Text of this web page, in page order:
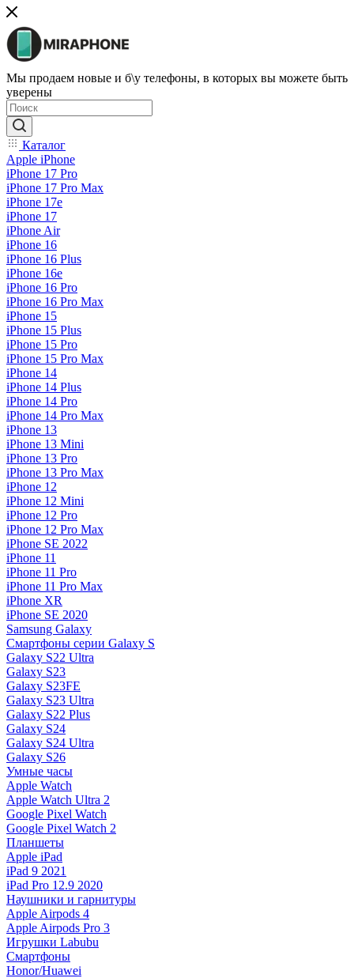
Мы продаем новые и б\у телефоны, в которых вы можете быть
уверены
Каталог
Apple iPhone
iPhone 17 Pro
iPhone 17 Pro Max
iPhone 17e
iPhone 17
iPhone Air
iPhone 16
iPhone 16 Plus
iPhone 16e
iPhone 16 Pro
iPhone 16 Pro Max
iPhone 15
iPhone 15 Plus
iPhone 15 Pro
iPhone 15 Pro Max
iPhone 14
iPhone 14 Plus
iPhone 14 Pro
iPhone 14 Pro Max
iPhone 13
iPhone 13 Mini
iPhone 13 Pro
iPhone 13 Pro Max
iPhone 12
iPhone 12 Mini
iPhone 12 Pro
iPhone 12 Pro Max
iPhone SE 2022
iPhone 11
iPhone 11 Pro
iPhone 11 Pro Max
iPhone XR
iPhone SE 2020
Samsung Galaxy
Смартфоны серии Galaxy S
Galaxy S22 Ultra
Galaxy S23
Galaxy S23FE
Galaxy S23 Ultra
Galaxy S22 Plus
Galaxy S24
Galaxy S24 Ultra
Galaxy S26
Умные часы
Apple Watch
Apple Watch Ultra 2
Google Pixel Watch
Google Pixel Watch 2
Планшеты
Apple iPad
iPad 9 2021
iPad Pro 12.9 2020
Наушники и гарнитуры
Apple Airpods 4
Apple Airpods Pro 3
Игрушки Labubu
Смартфоны
Honor/Huawei